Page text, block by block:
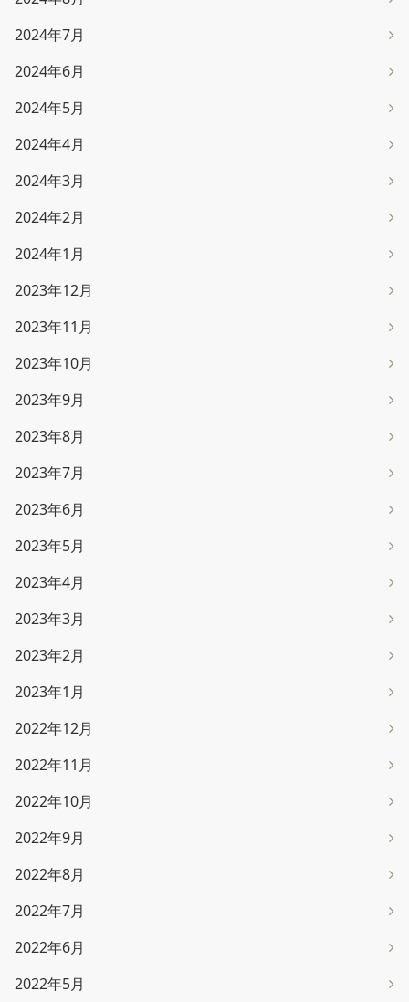
2024年7月
2024年6月
2024年5月
2024年4月
2024年3月
2024年2月
2024年1月
2023年12月
2023年11月
2023年10月
2023年9月
2023年8月
2023年7月
2023年6月
2023年5月
2023年4月
2023年3月
2023年2月
2023年1月
2022年12月
2022年11月
2022年10月
2022年9月
2022年8月
2022年7月
2022年6月
2022年5月